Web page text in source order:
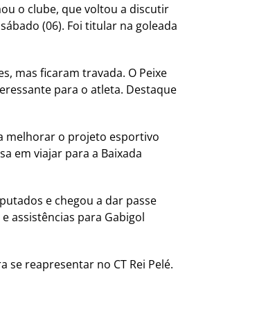
o clube, que voltou a discutir
(06). Foi titular na goleada
mas ficaram travada. O Peixe
para o atleta. Destaque
melhorar o projeto esportivo
em viajar para a Baixada
e chegou a dar passe
assistências para Gabigol
reapresentar no CT Rei Pelé.